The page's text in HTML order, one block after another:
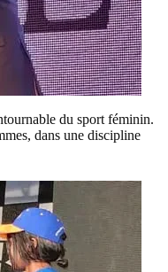
du sport féminin.
dans une discipline